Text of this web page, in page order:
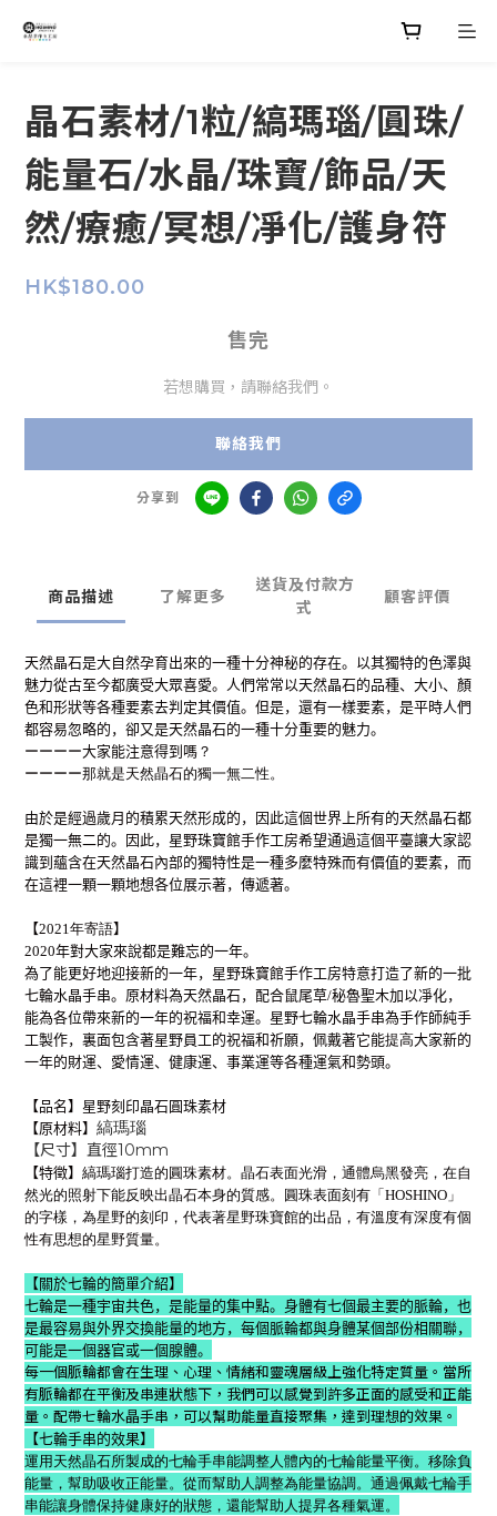
晶石素材/1粒/縞瑪瑙/圓珠/
能量石/水晶/珠寶/飾品/天
然/療癒/冥想/凈化/護身符
HK$180.00
售完
若想購買，請聯絡我們。
聯絡我們
分享到
商品描述 了解更多
送貨及付款方
式
顧客評價
天然晶石是大自然孕育出來的一種十分神秘的存在。以其獨特的色澤與
魅力從古至今都廣受大眾喜愛。人們常常以天然晶石的品種、大小、顏
色和形狀等各種要素去判定其價值。但是，還有一樣要素，是平時人們
都容易忽略的，卻又是天然晶石的一種十分重要的魅力。
ーーーー大家能注意得到嗎 ？
ーーーー那就是天然晶石的獨一無二性。
由於是經過歲月的積累天然形成的，因此這個世界上所有的天然晶石都
是獨一無二的。因此，星野珠寶館手作工房希望通過這個平臺讓大家認
識到蘊含在天然晶石內部的獨特性是一種多麼特殊而有價值的要素，而
在這裡一顆一顆地想各位展示著，傳遞著。
【2021年寄語】
2020年對大家來說都是難忘的一年。
為了能更好地迎接新的一年，星野珠寶館手作工房特意打造了新的一批
七輪水晶手串。原材料為天然晶石，配合鼠尾草/秘魯聖木加以凈化，
能為各位帶來新的一年的祝福和幸運。星野七輪水晶手串為手作師純手
工製作，裏面包含著星野員工的祝福和祈願，佩戴著它能提高大家新的
一年的財運、愛情運、健康運、事業運等各種運氣和勢頭。
【品名 】星野刻印晶石圓珠素材
【原材料】 縞瑪瑙
【尺寸】直徑10mm
【特徵】 縞瑪瑙打造的圓珠素材。晶石表面光滑，通體烏黑發亮，在自
然光的照射下能反映出晶石本身的質感。圓珠表面刻有「HOSHINO」
的字樣，為星野的刻印，代表著星野珠寶館的出品，有溫度有深度有個
性有思想的星野質量。
【 關於七輪的簡單介紹】
七輪是一種宇宙共色，是能量的集中點。身體有七個最主要的脈輪，也
是最容易與外界交換能量的地方，每個脈輪都與身體某個部份相關聯，
可能是一個器官或一個腺體。
每一個脈輪都會在生理、心理、情緒和靈魂層級上強化特定質量。當所
有脈輪都在平衡及串連狀態下，我們可以感覺到許多正面的感受和正能
量。配帶七輪水晶手串，可以幫助能量直接聚集，達到理想的效果。
【七輪手串的效果】
運用天然晶石所製成的七輪手串能調整人體內的七輪能量平衡。移除負
能量，幫助吸收正能量。從而幫助人調整為能量協調。通過佩戴七輪手
串能讓身體保持健康好的狀態，還能幫助人提昇各種氣運。